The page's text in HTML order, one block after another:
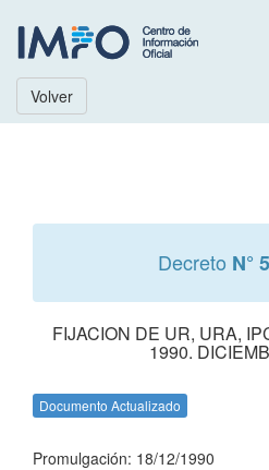
Volver
Decreto N°
FIJACION DE UR, URA,
1990.
Documento Actualizado
Promulgación: 18/12/1990